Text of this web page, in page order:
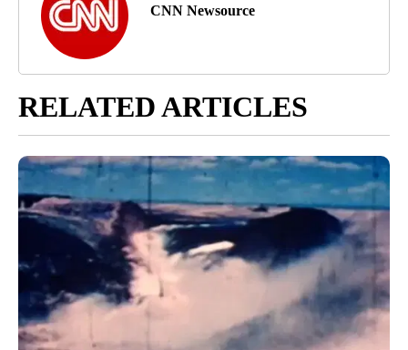
CNN Newsource
RELATED ARTICLES